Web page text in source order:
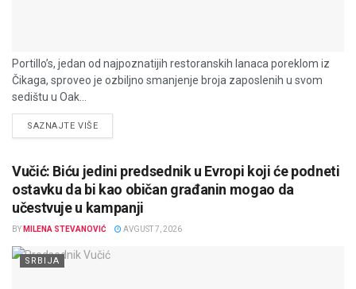
Portillo’s, jedan od najpoznatijih restoranskih lanaca poreklom iz
Čikaga, sproveo je ozbiljno smanjenje broja zaposlenih u svom
sedištu u Oak...
SAZNAJTE VIŠEDETAILS
Vučić: Biću jedini predsednik u Evropi koji će podneti
ostavku da bi kao običan građanin mogao da
učestvuje u kampanji
BY MILENA STEVANOVIĆ AVGUST 7, 2026
SRBIJA